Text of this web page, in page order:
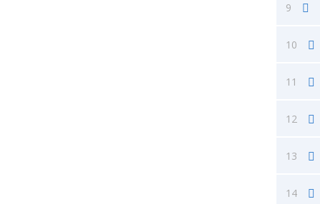
9
10
11
12
13
14